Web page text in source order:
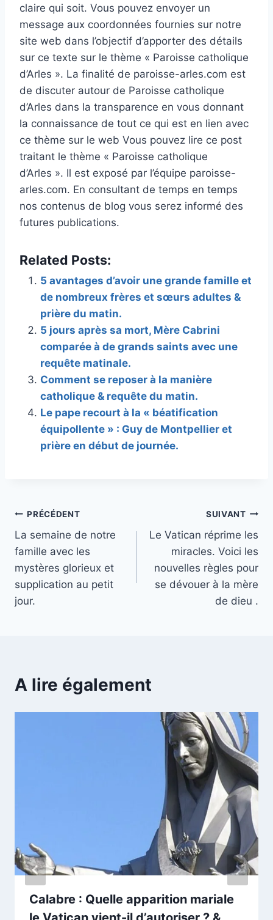
claire qui soit. Vous pouvez envoyer un
message aux coordonnées fournies sur notre
site web dans l’objectif d’apporter des détails
sur ce texte sur le thème « Paroisse catholique
d’Arles ». La finalité de paroisse-arles.com est
de discuter autour de Paroisse catholique
d’Arles dans la transparence en vous donnant
la connaissance de tout ce qui est en lien avec
ce thème sur le web Vous pouvez lire ce post
traitant le thème « Paroisse catholique
d’Arles ». Il est exposé par l’équipe paroisse-
arles.com. En consultant de temps en temps
nos contenus de blog vous serez informé des
futures publications.
Related Posts:
5 avantages d’avoir une grande famille et
de nombreux frères et sœurs adultes &
prière du matin.
5 jours après sa mort, Mère Cabrini
comparée à de grands saints avec une
requête matinale.
Comment se reposer à la manière
catholique & requête du matin.
Le pape recourt à la « béatification
équipollente » : Guy de Montpellier et
prière en début de journée.
Navigation
de
l’article
PRÉCÉDENT
La semaine de notre
famille avec les
mystères glorieux et
supplication au petit
jour.
SUIVANT
Le Vatican réprime les
miracles. Voici les
nouvelles règles pour
se dévouer à la mère
de dieu .
A lire également
Calabre : Quelle apparition mariale